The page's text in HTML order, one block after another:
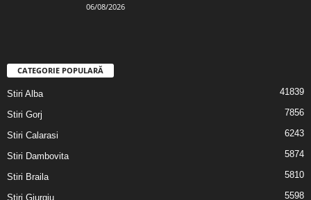
06/08/2026
CATEGORIE POPULARĂ
Stiri Alba 41839
Stiri Gorj 7856
Stiri Calarasi 6243
Stiri Dambovita 5874
Stiri Braila 5810
Stiri Giurgiu 5598